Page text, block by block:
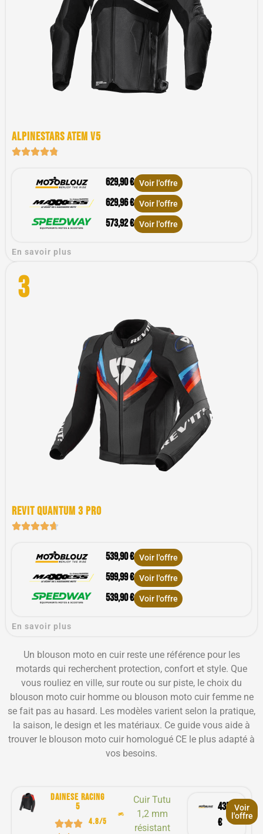
Alpinestars atem v5
629,90 € Voir l'offre
629,96 € Voir l'offre
573,92 € Voir l'offre
En savoir plus
3
Revit quantum 3 pro
539,90 € Voir l'offre
599,99 € Voir l'offre
539,90 € Voir l'offre
En savoir plus
Un blouson moto en cuir reste une référence pour les
motards qui recherchent protection, confort et style. Que
vous rouliez en ville, sur route ou sur piste, le choix du
blouson moto cuir homme ou blouson moto cuir femme ne
se fait pas au hasard. Les modèles varient selon la pratique,
la saison, le design et les matériaux. Ce guide vous aide à
trouver le blouson moto cuir homologué CE le plus adapté à
vos besoins.
DAINESE RACING
5
4.8/5
Cuir Tutu
1,2 mm
résistant
435,20
€
Voir
l'offre